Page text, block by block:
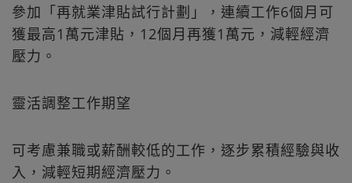
參加「再就業津貼試行計劃」，連續工作6個月可
獲最高1萬元津貼，12個月再獲1萬元，減輕經濟
壓力。
靈活調整工作期望
可考慮兼職或薪酬較低的工作，逐步累積經驗與收
入，減輕短期經濟壓力。